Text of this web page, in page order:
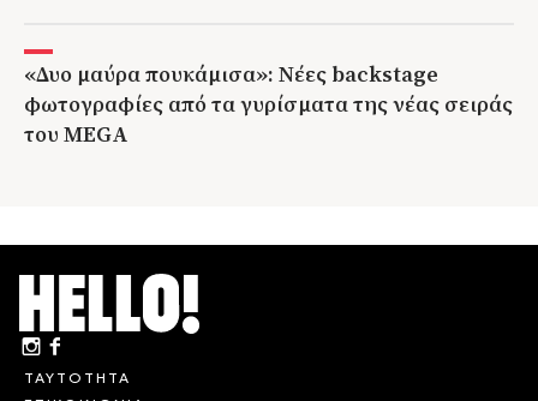
«Δυο μαύρα πουκάμισα»: Νέες backstage
φωτογραφίες από τα γυρίσματα της νέας σειράς
του MEGA
ΤΑΥΤΟΤΗΤΑ